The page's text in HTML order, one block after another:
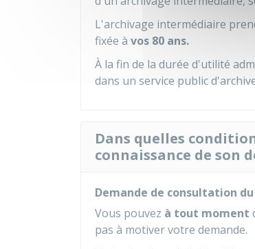
L'archivage intermédiaire
fixée à vos 80 ans.
À la fin de la durée d'utilité
dans un service public
Dans quelles
connaissance de son
Demande de consultation
Vous pouvez à tout moment
pas à motiver votre demande.